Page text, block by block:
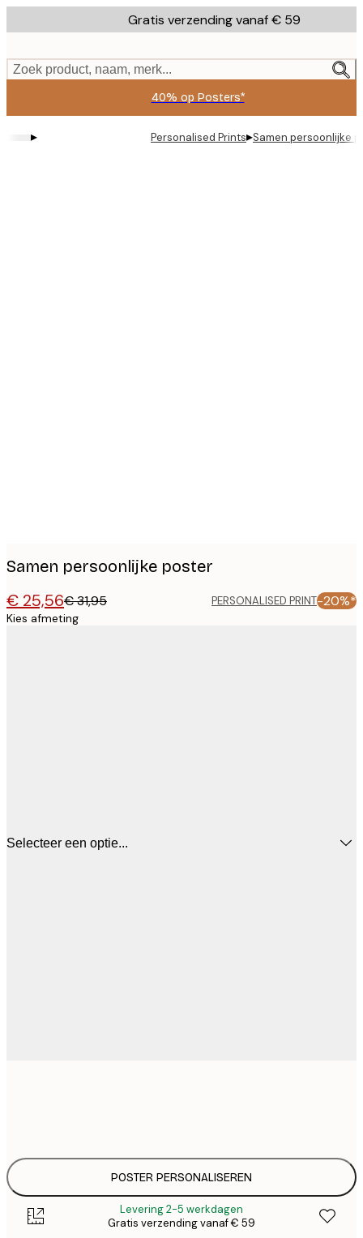
to
content.
Gratis verzending vanaf € 59
Zoek product, naam, merk...
40% op Posters*
▸ Personalised Prints▸Samen persoonlijke
Samen persoonlijke poster
€ 25,56€ 31,95 PERSONALISED PRINT-20%*
Kies afmeting
Selecteer een optie...
POSTER PERSONALISEREN
Levering 2-5 werkdagen
Gratis verzending vanaf € 59